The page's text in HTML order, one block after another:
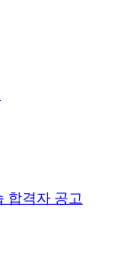
합격자 공고